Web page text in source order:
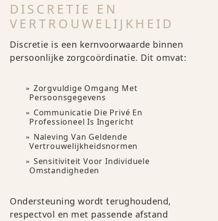
DISCRETIE EN
VERTROUWELIJKHEID
Discretie is een kernvoorwaarde binnen
persoonlijke zorgcoördinatie. Dit omvat:
Zorgvuldige Omgang Met
Persoonsgegevens
Communicatie Die Privé En
Professioneel Is Ingericht
Naleving Van Geldende
Vertrouwelijkheidsnormen
Sensitiviteit Voor Individuele
Omstandigheden
Ondersteuning wordt terughoudend,
respectvol en met passende afstand